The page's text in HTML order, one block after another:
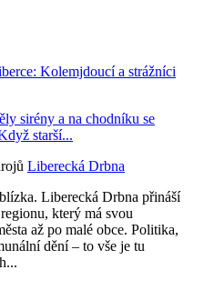
Kolemjdoucí a strážníci
sirény a na chodníku se
starší...
Liberecká Drbna
Liberecká Drbna přináší
který má svou
až po malé obce. Politika,
dění – to vše je tu